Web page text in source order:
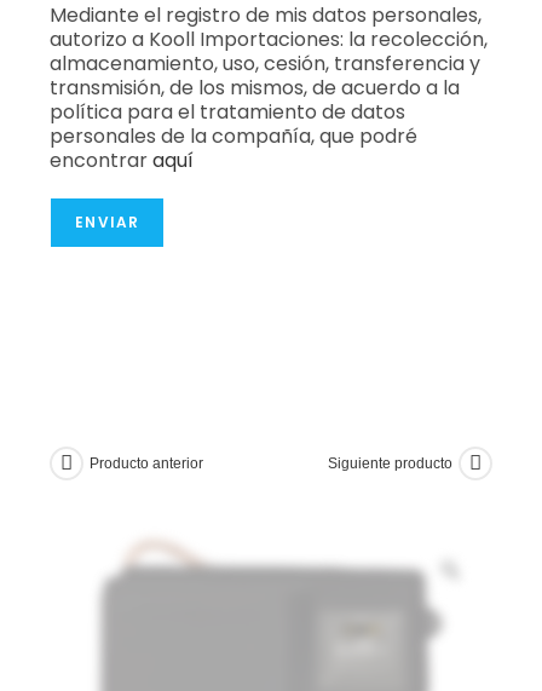
Mediante el registro de mis datos personales,
autorizo a Kooll Importaciones: la recolección,
almacenamiento, uso, cesión, transferencia y
transmisión, de los mismos, de acuerdo a la
política para el tratamiento de datos
personales de la compañía, que podré
encontraraquí
ENVIAR
Producto anterior Siguiente producto